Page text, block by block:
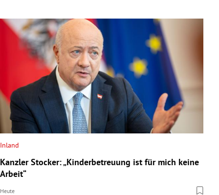
Inland
Kanzler Stocker: „Kinderbetreuung ist für mich keine
Arbeit“
Heute